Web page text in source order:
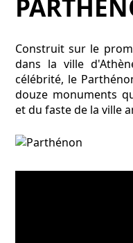
Construit sur le
dans la ville
célébrité, le
douze monuments
et du faste de la ville